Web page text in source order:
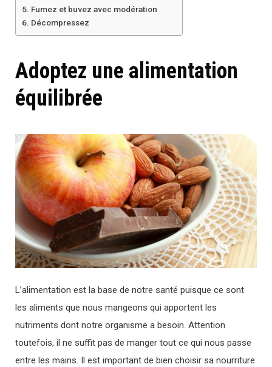
Fumez et buvez avec modération
Décompressez
Adoptez une alimentation
équilibrée
L’alimentation est la base de notre santé puisque ce sont
les aliments que nous mangeons qui apportent les
nutriments dont notre organisme a besoin. Attention
toutefois, il ne suffit pas de manger tout ce qui nous passe
entre les mains. Il est important de bien choisir sa nourriture